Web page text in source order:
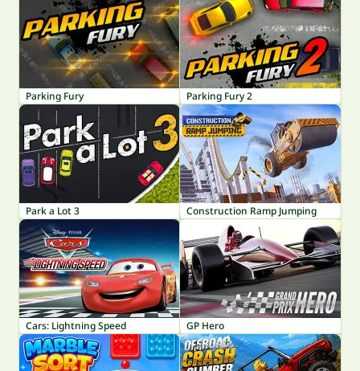
Parking Fury Parking Fury 2
Park a Lot 3 Construction Ramp Jumping
Cars: Lightning Speed GP Hero